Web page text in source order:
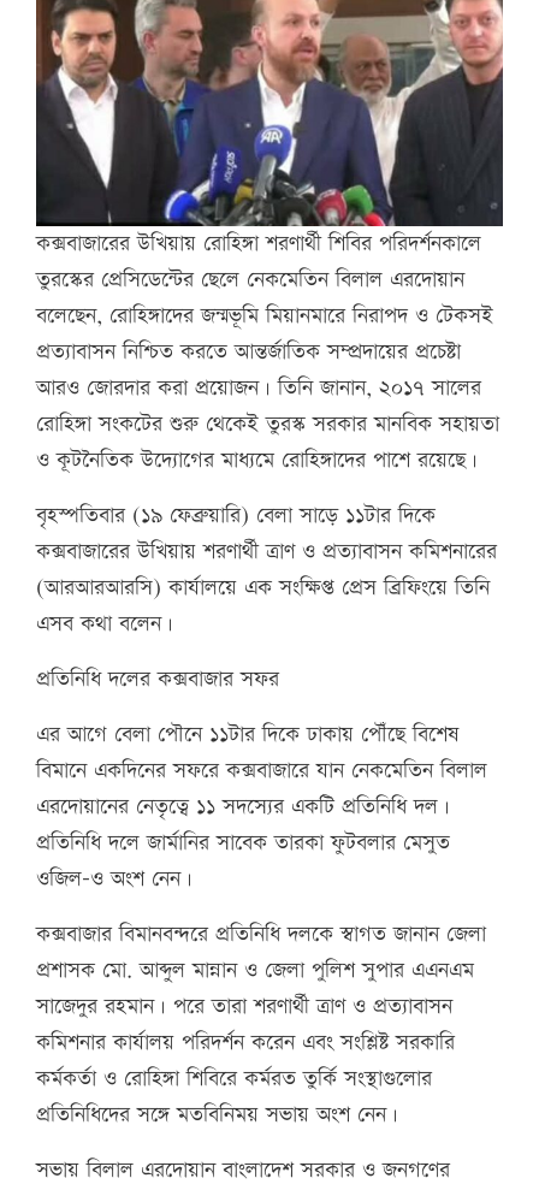
কক্সবাজারের উখিয়ায় রোহিঙ্গা শরণার্থী শিবির পরিদর্শনকালে
তুরস্কের প্রেসিডেন্টের ছেলে নেকমেতিন বিলাল এরদোয়ান
বলেছেন, রোহিঙ্গাদের জন্মভূমি মিয়ানমারে নিরাপদ ও টেকসই
প্রত্যাবাসন নিশ্চিত করতে আন্তর্জাতিক সম্প্রদায়ের প্রচেষ্টা
আরও জোরদার করা প্রয়োজন। তিনি জানান, ২০১৭ সালের
রোহিঙ্গা সংকটের শুরু থেকেই তুরস্ক সরকার মানবিক সহায়তা
ও কূটনৈতিক উদ্যোগের মাধ্যমে রোহিঙ্গাদের পাশে রয়েছে।
বৃহস্পতিবার (১৯ ফেব্রুয়ারি) বেলা সাড়ে ১১টার দিকে
কক্সবাজারের উখিয়ায় শরণার্থী ত্রাণ ও প্রত্যাবাসন কমিশনারের
(আরআরআরসি) কার্যালয়ে এক সংক্ষিপ্ত প্রেস ব্রিফিংয়ে তিনি
এসব কথা বলেন।
প্রতিনিধি দলের কক্সবাজার সফর
এর আগে বেলা পৌনে ১১টার দিকে ঢাকায় পৌঁছে বিশেষ
বিমানে একদিনের সফরে কক্সবাজারে যান নেকমেতিন বিলাল
এরদোয়ানের নেতৃত্বে ১১ সদস্যের একটি প্রতিনিধি দল।
প্রতিনিধি দলে জার্মানির সাবেক তারকা ফুটবলার মেসুত
ওজিল-ও অংশ নেন।
কক্সবাজার বিমানবন্দরে প্রতিনিধি দলকে স্বাগত জানান জেলা
প্রশাসক মো. আব্দুল মান্নান ও জেলা পুলিশ সুপার এএনএম
সাজেদুর রহমান। পরে তারা শরণার্থী ত্রাণ ও প্রত্যাবাসন
কমিশনার কার্যালয় পরিদর্শন করেন এবং সংশ্লিষ্ট সরকারি
কর্মকর্তা ও রোহিঙ্গা শিবিরে কর্মরত তুর্কি সংস্থাগুলোর
প্রতিনিধিদের সঙ্গে মতবিনিময় সভায় অংশ নেন।
সভায় বিলাল এরদোয়ান বাংলাদেশ সরকার ও জনগণের